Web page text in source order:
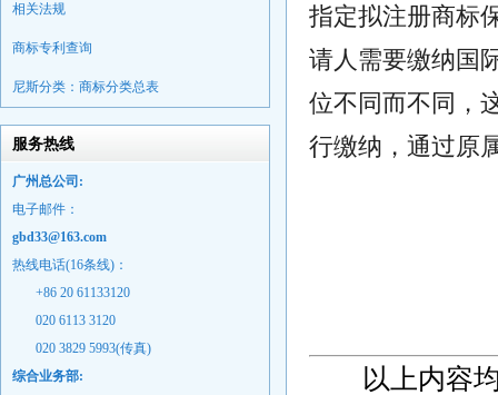
相关法规
商标专利查询
尼斯分类：商标分类总表
服务热线
广州总公司:
电子邮件：
gbd33@163.com
热线电话(16条线)：
+86 20 61133120
020 6113 3120
020 3829 5993(传真)
综合业务部:
指定拟注册商标
请人需要缴纳国
位不同而不同，
行缴纳，通过原
以上内容